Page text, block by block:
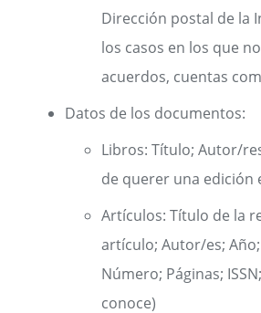
Dirección postal de la
los casos en los que
acuerdos, cuentas
Datos de los documentos:
Libros: Título; Autor/
de querer una edición
Artículos: Título de la
artículo; Autor/es;
Número; Páginas;
conoce)